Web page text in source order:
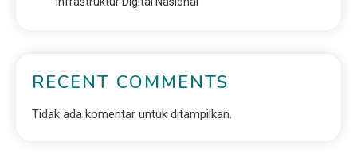
RECENT COMMENTS
Tidak ada komentar untuk ditampilkan.